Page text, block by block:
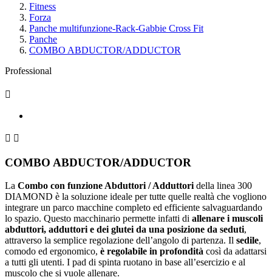
Fitness
Forza
Panche multifunzione-Rack-Gabbie Cross Fit
Panche
COMBO ABDUCTOR/ADDUCTOR
Professional

 
COMBO ABDUCTOR/ADDUCTOR
La Combo con funzione Abduttori / Adduttoridella linea 300
DIAMOND è la soluzione ideale per tutte quelle realtà che vogliono
integrare un parco macchine completo ed efficiente salvaguardando
lo spazio. Questo macchinario permette infatti di allenare i muscoli
abduttori, adduttori e dei glutei da una posizione da seduti,
attraverso la semplice regolazione dell’angolo di partenza. Il sedile,
comodo ed ergonomico, è regolabile in profondità così da adattarsi
a tutti gli utenti. I pad di spinta ruotano in base all’esercizio e al
muscolo che si vuole allenare.